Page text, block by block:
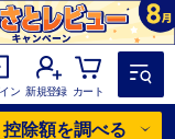
ン 新規登録 カート
控除額を調べる